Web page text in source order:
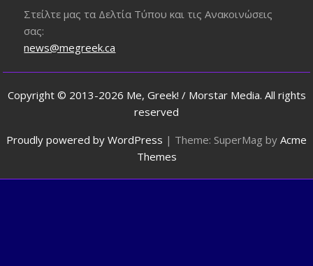
Στείλτε μας τα Δελτία Τύπου και τις Ανακοινώσεις
σας:
news@megreek.ca
Copyright © 2013-2026 Me, Greek! / Morstar Media. All rights
reserved
Proudly powered by WordPress | Theme: SuperMag by Acme
Themes